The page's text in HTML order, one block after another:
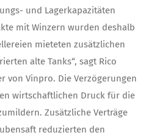
und Lagerkapazitäten
mit Winzern wurden deshalb
mieteten zusätzlichen
alte Tanks“, sagt Rico
von Vinpro. Die Verzögerungen
wirtschaftlichen Druck für die
Zusätzliche Verträge
reduzierten den